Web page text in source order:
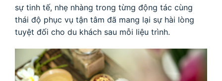
sự tinh tế, nhẹ nhàng trong từng động tác cùng
thái độ phục vụ tận tâm đã mang lại sự hài lòng
tuyệt đối cho du khách sau mỗi liệu trình.